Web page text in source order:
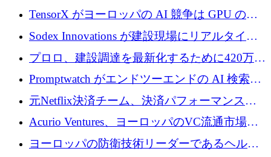
ン対策に 119 万ドルを調達
TensorX がヨーロッパの AI 競争は GPU の所
有者によって決まると考える理由
Sodex Innovations が建設現場にリアルタイム
のインテリジェンスをもたらすために 400 万
ユーロを確保
プロロ、建設調達を最新化するために420万ポ
ンドを調達
Promptwatch がエンドツーエンドの AI 検索最
適化プラットフォームを拡張するために 600
万ユーロを調達
元Netflix決済チーム、決済パフォーマンスプ
ラットフォームNopanのためにこれまでに720
万ユーロを調達
Acurio Ventures、ヨーロッパのVC流通市場の
流動性を解放するために1億1,500万ユーロの
ファンドを立ち上げる
ヨーロッパの防衛技術リーダーであるヘルシ